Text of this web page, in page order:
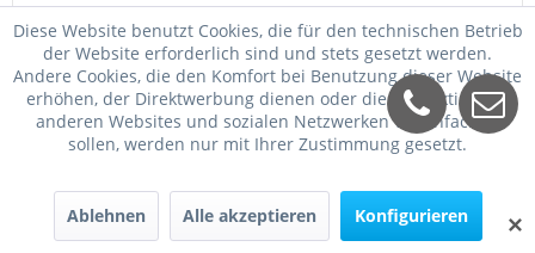
wählen Sie Kessel, Luftmenge, Druck und Motorleistung
passend für Werkstatt, Reifenwechsel.
23. Mai 2026
✕
Diese Website benutzt Cookies, die für den technischen Betrieb
der Website erforderlich sind und stets gesetzt werden.
Andere Cookies, die den Komfort bei Benutzung dieser Website
erhöhen, der Direktwerbung dienen oder die Interaktion mit
anderen Websites und sozialen Netzwerken vereinfachen
sollen, werden nur mit Ihrer Zustimmung gesetzt.
Ablehnen Alle akzeptieren Konfigurieren